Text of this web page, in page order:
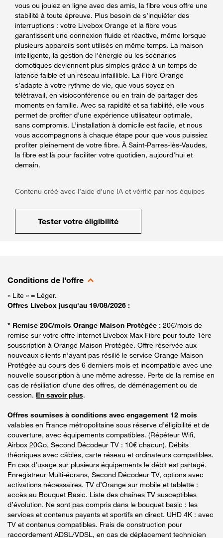
vous ou jouiez en ligne avec des amis, la fibre vous offre une
stabilité à toute épreuve. Plus besoin de s’inquiéter des
interruptions : votre Livebox Orange et la fibre vous
garantissent une connexion fluide et réactive, même lorsque
plusieurs appareils sont utilisés en même temps. La maison
intelligente, la gestion de l’énergie ou les scénarios
domotiques deviennent plus simples grâce à un temps de
latence faible et un réseau infaillible. La Fibre Orange
s’adapte à votre rythme de vie, que vous soyez en
télétravail, en visioconférence ou en train de partager des
moments en famille. Avec sa rapidité et sa fiabilité, elle vous
permet de profiter d’une expérience utilisateur optimale,
sans compromis. L’installation à domicile est facile, et nous
vous accompagnons à chaque étape pour que vous puissiez
profiter pleinement de votre fibre. À Saint-Parres-lès-Vaudes,
la fibre est là pour faciliter votre quotidien, aujourd’hui et
demain.
Contenu créé avec l’aide d’une IA et vérifié par nos équipes
Tester votre éligibilité
Conditions de l'offre
« Lite » = Léger.
Offres Livebox jusqu'au 19/08/2026 :
* Remise 20€/mois Orange Maison Protégée : 20€/mois de
remise sur votre offre internet Livebox Max Fibre pour toute 1ère
souscription à Orange Maison Protégée. Offre réservée aux
nouveaux clients n’ayant pas résilié le service Orange Maison
Protégée au cours des 6 derniers mois et incompatible avec une
nouvelle souscription à une même adresse. Perte de la remise en
cas de résiliation d’une des offres, de déménagement ou de
cession. En savoir plus.
Offres soumises à conditions avec engagement 12 mois
valables en France métropolitaine sous réserve d’éligibilité et de
couverture, avec équipements compatibles. (Répéteur Wifi,
Airbox 20Go, Second Décodeur TV : 10€ chacun). Débits
théoriques avec câbles, carte réseau et ordinateurs compatibles.
En cas d’usage sur plusieurs équipements le débit est partagé.
Enregistreur Multi-écrans, Second Décodeur TV, options avec
activations nécessaires. TV d’Orange sur mobile et tablette :
accès au Bouquet Basic. Liste des chaînes TV susceptibles
d’évolution. Ne sont pas compris dans le bouquet basic : les
services et contenus payants et sportifs en direct. UHD 4K : avec
TV et contenus compatibles. Frais de construction pour
raccordement ADSL/VDSL, en cas de déplacement technicien